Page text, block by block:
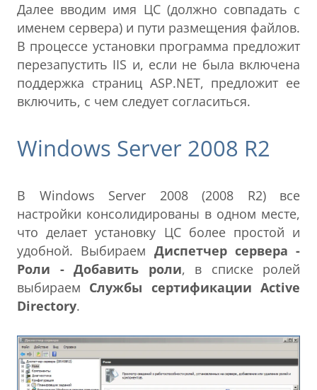
Далее вводим имя ЦС (должно совпадать с
именем сервера) и пути размещения файлов.
В процессе установки программа предложит
перезапустить IIS и, если не была включена
поддержка страниц ASP.NET, предложит ее
включить, с чем следует согласиться.
Windows Server 2008 R2
В Windows Server 2008 (2008 R2) все
настройки консолидированы в одном месте,
что делает установку ЦС более простой и
удобной. Выбираем Диспетчер сервера -
Роли - Добавить роли, в списке ролей
выбираем Службы сертификации Active
Directory.